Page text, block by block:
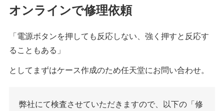
オンラインで修理依頼
「電源ボタンを押しても反応しない、強く押すと反応す
ることもある」
としてまずはケース作成のため任天堂にお問い合わせ。
弊社にて検査させていただきますので、以下の「修